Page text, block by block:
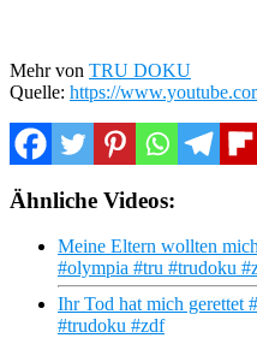
Mehr von TRU DOKU
Quelle: https://
Ähnliche Videos:
Meine Eltern wollten
#olympia #tru #trudoku
Ihr Tod hat mich gerettet
#trudoku #zdf